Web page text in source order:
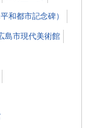
和都市記念碑）
島市現代美術館